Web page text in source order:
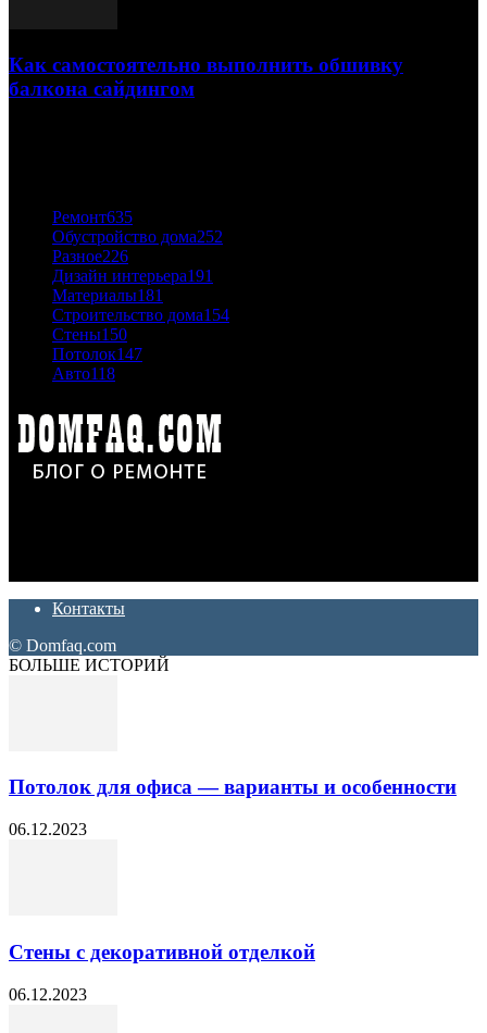
Как самостоятельно выполнить обшивку
балкона сайдингом
Ремонт635
Обустройство дома252
Разное226
Дизайн интерьера191
Материалы181
Строительство дома154
Стены150
Потолок147
Авто118
Контакты
© Domfaq.com
БОЛЬШЕ ИСТОРИЙ
Потолок для офиса — варианты и особенности
06.12.2023
Стены с декоративной отделкой
06.12.2023